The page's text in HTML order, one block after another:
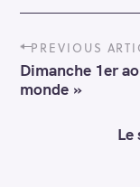
P
o
s
t
PREVIOUS
Dimanche 1er
monde »
Le